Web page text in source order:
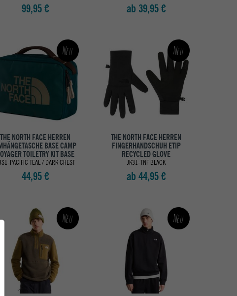
99,95 € ab 39,95 €
Neu
THE NORTH FACE HERREN
BASE CAMP
TOILETRY KIT BASE
PACIFIC TEAL / DARK CHEST
44,95 €
Neu
THE NORTH FACE HERREN
FINGERHANDSCHUH ETIP
RECYCLED GLOVE
JK31-TNF BLACK
ab 44,95 €
Neu Neu